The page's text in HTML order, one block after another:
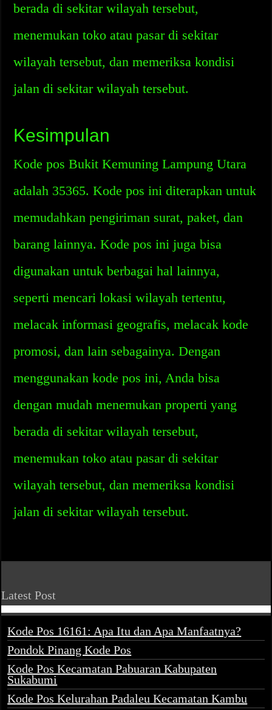
berada di sekitar wilayah tersebut,
menemukan toko atau pasar di sekitar
wilayah tersebut, dan memeriksa kondisi
jalan di sekitar wilayah tersebut.
Kesimpulan
Kode pos Bukit Kemuning Lampung Utara
adalah 35365. Kode pos ini diterapkan untuk
memudahkan pengiriman surat, paket, dan
barang lainnya. Kode pos ini juga bisa
digunakan untuk berbagai hal lainnya,
seperti mencari lokasi wilayah tertentu,
melacak informasi geografis, melacak kode
promosi, dan lain sebagainya. Dengan
menggunakan kode pos ini, Anda bisa
dengan mudah menemukan properti yang
berada di sekitar wilayah tersebut,
menemukan toko atau pasar di sekitar
wilayah tersebut, dan memeriksa kondisi
jalan di sekitar wilayah tersebut.
Latest Post
Kode Pos 16161: Apa Itu dan Apa Manfaatnya?
Pondok Pinang Kode Pos
Kode Pos Kecamatan Pabuaran Kabupaten
Sukabumi
Kode Pos Kelurahan Padaleu Kecamatan Kambu